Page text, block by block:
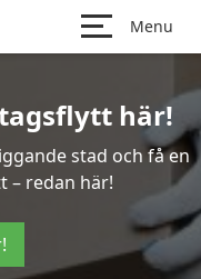
Menu
här!
stad och få en
– redan här!